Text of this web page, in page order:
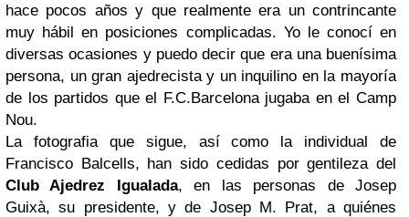
hace pocos años y que realmente era un contrincante
muy hábil en posiciones complicadas. Yo le conocí en
diversas ocasiones y puedo decir que era una buenísima
persona, un gran ajedrecista y un inquilino en la mayoría
de los partidos que el F.C.Barcelona jugaba en el Camp
Nou.
La fotografia que sigue, así como la individual de
Francisco Balcells, han sido cedidas por gentileza del
Club Ajedrez Igualada, en las personas de Josep
Guixà, su presidente, y de Josep M. Prat, a quiénes